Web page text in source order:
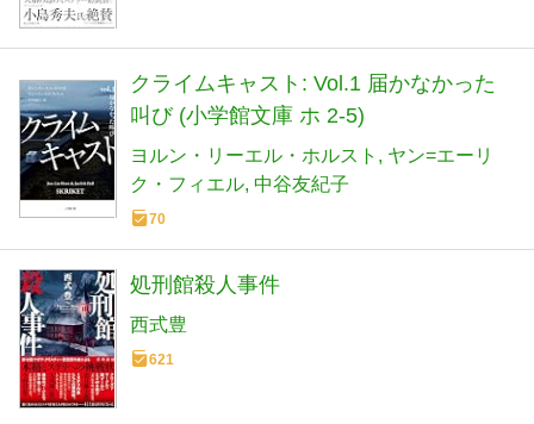
クライムキャスト: Vol.1 届かなかった
叫び (小学館文庫 ホ 2-5)
ヨルン・リーエル・ホルスト
ヤン=エーリ
ク・フィエル 中谷友紀子
70
処刑館殺人事件
西式豊
621